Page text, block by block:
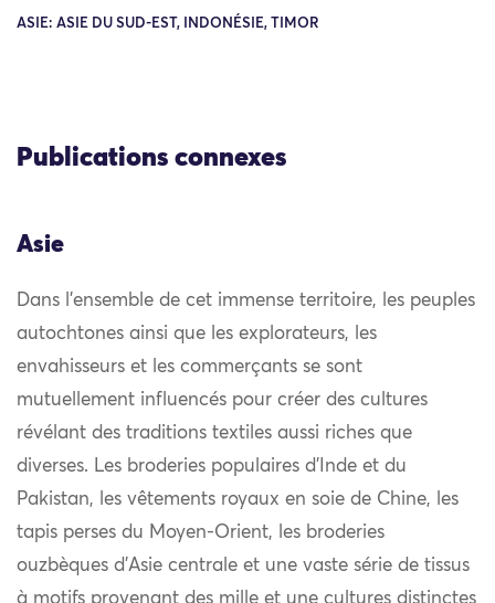
ASIE: ASIE DU SUD-EST, INDONÉSIE, TIMOR
Publications connexes
Asie
Dans l’ensemble de cet immense territoire, les peuples
autochtones ainsi que les explorateurs, les
envahisseurs et les commerçants se sont
mutuellement influencés pour créer des cultures
révélant des traditions textiles aussi riches que
diverses. Les broderies populaires d’Inde et du
Pakistan, les vêtements royaux en soie de Chine, les
tapis perses du Moyen-Orient, les broderies
ouzbèques d’Asie centrale et une vaste série de tissus